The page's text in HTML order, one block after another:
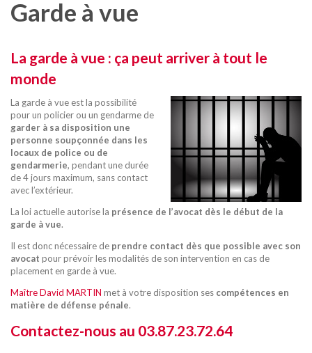
Garde à vue
La garde à vue : ça peut arriver à tout le
monde
La garde à vue est la possibilité
pour un policier ou un gendarme de
garder à sa disposition une
personne soupçonnée dans les
locaux de police ou de
gendarmerie, pendant une durée
de 4 jours maximum, sans contact
avec l’extérieur.
La loi actuelle autorise la présence de l’avocat dès le début de la
garde à vue.
Il est donc nécessaire de prendre contact dès que possible avec son
avocat pour prévoir les modalités de son intervention en cas de
placement en garde à vue.
Maître David MARTIN met à votre disposition ses compétences en
matière de défense pénale.
Contactez-nous au 03.87.23.72.64